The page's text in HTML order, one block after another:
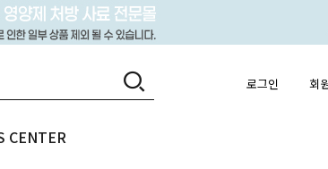
로그인 회
CENTER